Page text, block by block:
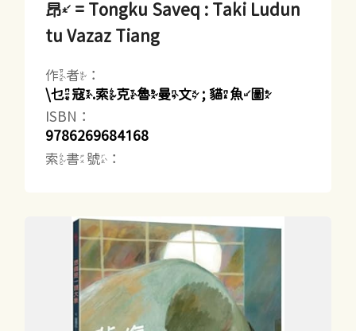
昂 = Tongku Saveq : Taki Ludun
tu Vazaz Tiang
作者：
\乜寇.索克魯曼文 ; 貓魚圖
ISBN：
9786269684168
索書號：